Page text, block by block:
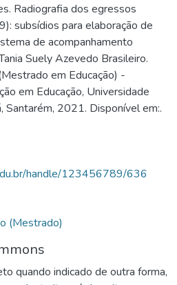
Radiografia dos egressos
subsídios para elaboração de
de acompanhamento
Suely Azevedo Brasileiro.
em Educação) -
em Educação, Universidade
Santarém, 2021. Disponível em:.
handle/123456789/636
(Mestrado)
quando indicado de outra forma,